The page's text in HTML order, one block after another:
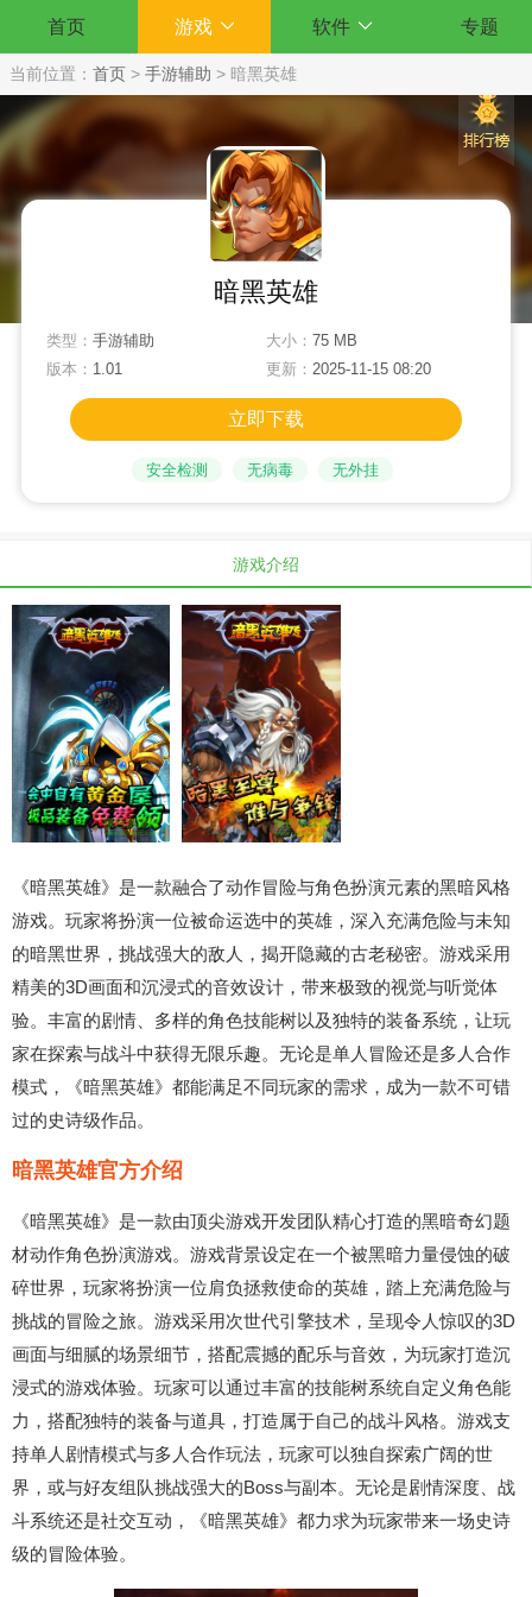
首页 游戏 软件 专题
当前位置： 首页 > 手游辅助 > 暗黑英雄
暗黑英雄
类型： 手游辅助 大小： 75 MB
版本： 1.01 更新： 2025-11-15 08:20
立即下载
安全检测 无病毒 无外挂
游戏介绍
《暗黑英雄》是一款融合了动作冒险与角色扮演元素的黑暗风格
游戏。玩家将扮演一位被命运选中的英雄，深入充满危险与未知
的暗黑世界，挑战强大的敌人，揭开隐藏的古老秘密。游戏采用
精美的3D画面和沉浸式的音效设计，带来极致的视觉与听觉体
验。丰富的剧情、多样的角色技能树以及独特的装备系统，让玩
家在探索与战斗中获得无限乐趣。无论是单人冒险还是多人合作
模式，《暗黑英雄》都能满足不同玩家的需求，成为一款不可错
过的史诗级作品。
暗黑英雄官方介绍
《暗黑英雄》是一款由顶尖游戏开发团队精心打造的黑暗奇幻题
材动作角色扮演游戏。游戏背景设定在一个被黑暗力量侵蚀的破
碎世界，玩家将扮演一位肩负拯救使命的英雄，踏上充满危险与
挑战的冒险之旅。游戏采用次世代引擎技术，呈现令人惊叹的3D
画面与细腻的场景细节，搭配震撼的配乐与音效，为玩家打造沉
浸式的游戏体验。玩家可以通过丰富的技能树系统自定义角色能
力，搭配独特的装备与道具，打造属于自己的战斗风格。游戏支
持单人剧情模式与多人合作玩法，玩家可以独自探索广阔的世
界，或与好友组队挑战强大的Boss与副本。无论是剧情深度、战
斗系统还是社交互动，《暗黑英雄》都力求为玩家带来一场史诗
级的冒险体验。